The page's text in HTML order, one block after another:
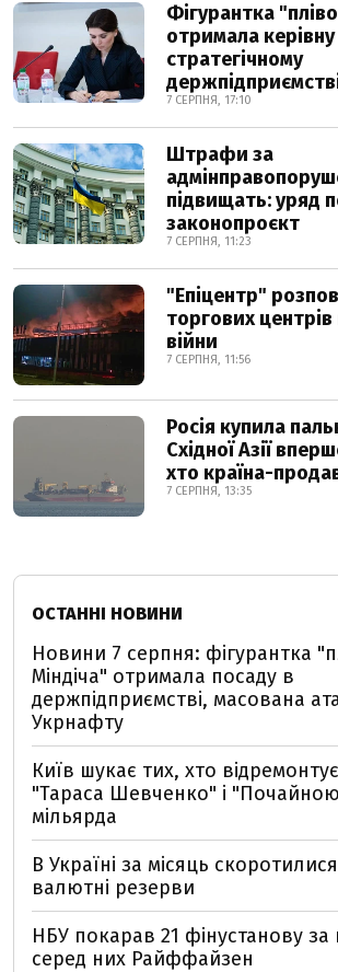
Фігурантка
отримала
стратегічному
7 СЕРПНЯ, 17:10
Штрафи за
підвищать: уряд
законопроєкт
7 СЕРПНЯ, 11:23
"Епіцентр"
торгових
війни
7 СЕРПНЯ, 11:56
Росія купила
Східної Азії
хто країна-
7 СЕРПНЯ, 13:35
ОСТАННІ НОВИНИ
Новини 7 серпня: фігурантка
Міндіча" отримала посаду в
держпідприємстві, масована
Укрнафту
Київ шукає тих, хто
"Тараса Шевченко" і
мільярда
В Україні за місяць
валютні резерви
НБУ покарав 21 фінустанову
серед них Райффайзен